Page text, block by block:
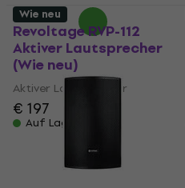
Revoltage RVP-112
Aktiver Lautsprecher
(Wie neu)
Aktiver Lautsprecher
€ 197
Auf Lager
Wie neu